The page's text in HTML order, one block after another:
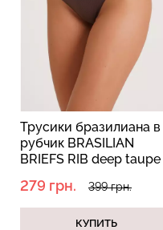
Велосипедки в рубчик
TRACKS RIB deep taupe
(коричневый)
454 грн. 649 грн.
КУПИТЬ